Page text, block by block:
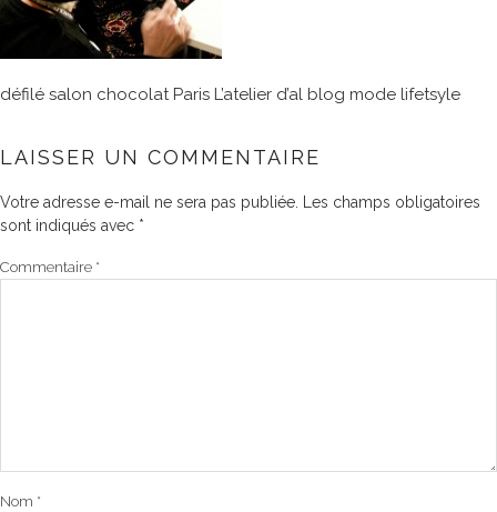
défilé salon chocolat Paris L’atelier d’al blog mode lifetsyle
LAISSER UN COMMENTAIRE
Votre adresse e-mail ne sera pas publiée.
Les champs obligatoires
sont indiqués avec *
Commentaire *
Nom *